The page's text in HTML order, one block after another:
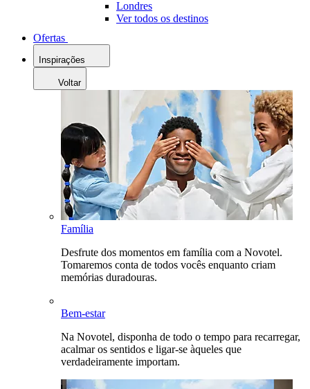
Londres
Ver todos os destinos
Ofertas
Inspirações
Voltar
Família
Desfrute dos momentos em família com a Novotel.
Tomaremos conta de todos vocês enquanto criam
memórias duradouras.
Bem-estar
Na Novotel, disponha de todo o tempo para recarregar,
acalmar os sentidos e ligar-se àqueles que
verdadeiramente importam.